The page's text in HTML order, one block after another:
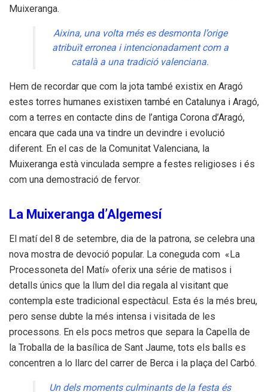
Muixeranga.
Aixina, una volta més es desmonta l’orige
atribuït erronea i intencionadament com a
català a una tradició valenciana.
Hem de recordar que com la jota també existix en Aragó
estes torres humanes existixen també en Catalunya i Aragó,
com a terres en contacte dins de l’antiga Corona d’Aragó,
encara que cada una va tindre un devindre i evolució
diferent. En el cas de la Comunitat Valenciana, la
Muixeranga està vinculada sempre a festes religioses i és
com una demostració de fervor.
La Muixeranga d’Algemesí
El matí del 8 de setembre, dia de la patrona, se celebra una
nova mostra de devoció popular. La coneguda com «La
Processoneta del Matí» oferix una série de matisos i
detalls únics que la llum del dia regala al visitant que
contempla este tradicional espectàcul. Esta és la més breu,
pero sense dubte la més intensa i visitada de les
processons. En els pocs metros que separa la Capella de
la Troballa de la basílica de Sant Jaume, tots els balls es
concentren a lo llarc del carrer de Berca i la plaça del Carbó.
Un dels moments culminants de la festa és